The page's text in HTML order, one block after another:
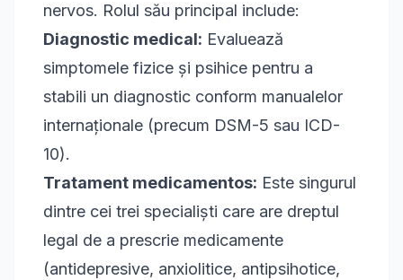
nervos. Rolul său principal include:
Diagnostic medical: Evaluează
simptomele fizice și psihice pentru a
stabili un diagnostic conform manualelor
internaționale (precum DSM-5 sau ICD-
10).
Tratament medicamentos: Este singurul
dintre cei trei specialiști care are dreptul
legal de a prescrie medicamente
(antidepresive, anxiolitice, antipsihotice,